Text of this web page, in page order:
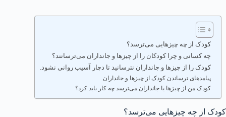
کودک از چه‌ چیزهایی می‌ترسد؟
چه کسانی و چرا کودکان را از چیزها و جانداران می‌ترسانند؟
کودک را از چیزها و جانداران نترسانید تا دچار آسیب روانی نشود.
پیامدهای ترساندن کودک از چیزها و جانداران
کودک‌ من از چیزها یا جانداران می‌ترسد چه کار باید کرد؟
کودک از چه‌ چیزهایی می‌ترسد؟